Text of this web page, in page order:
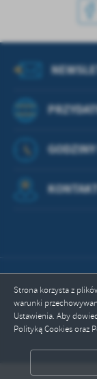
Strona korzysta z
warunki
Ustawienia. Aby
Polityką Cookies oraz